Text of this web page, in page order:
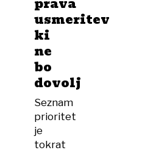
usmeritev
ki
ne
bo
dovolj
Seznam
prioritet
je
tokrat